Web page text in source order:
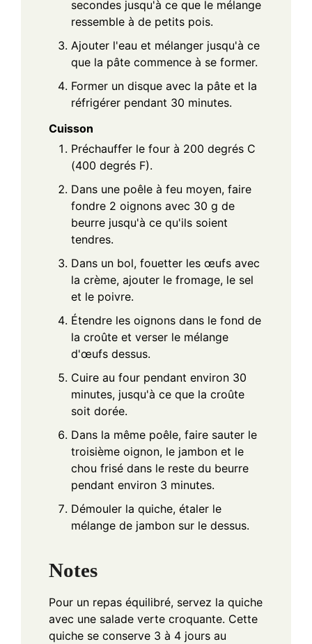
secondes jusqu'à ce que le mélange
ressemble à de petits pois.
Ajouter l'eau et mélanger jusqu'à ce
que la pâte commence à se former.
Former un disque avec la pâte et la
réfrigérer pendant 30 minutes.
Cuisson
Préchauffer le four à 200 degrés C
(400 degrés F).
Dans une poêle à feu moyen, faire
fondre 2 oignons avec 30 g de
beurre jusqu'à ce qu'ils soient
tendres.
Dans un bol, fouetter les œufs avec
la crème, ajouter le fromage, le sel
et le poivre.
Étendre les oignons dans le fond de
la croûte et verser le mélange
d'œufs dessus.
Cuire au four pendant environ 30
minutes, jusqu'à ce que la croûte
soit dorée.
Dans la même poêle, faire sauter le
troisième oignon, le jambon et le
chou frisé dans le reste du beurre
pendant environ 3 minutes.
Démouler la quiche, étaler le
mélange de jambon sur le dessus.
Notes
Pour un repas équilibré, servez la quiche
avec une salade verte croquante. Cette
quiche se conserve 3 à 4 jours au